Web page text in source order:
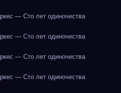
— Сто лет одиночества
— Сто лет одиночества
— Сто лет одиночества
— Сто лет одиночества